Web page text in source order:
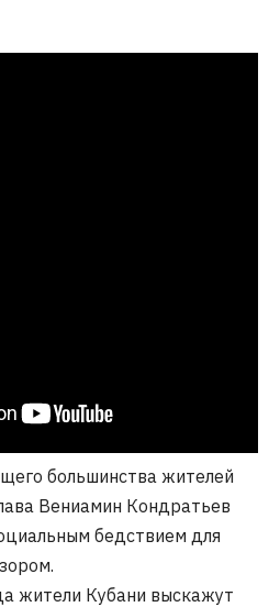
большинства жителей
Вениамин Кондратьев
бедствием для
жители Кубани выскажут